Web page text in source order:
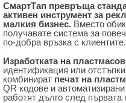
СмартТап превръща
активен инструмент за
малкия бизнес. Вместо
получавате система за
по-добра връзка с клиентите.
Изработката на
идентификация или
комбинират печат на
QR кодове и
работят дълго след първата